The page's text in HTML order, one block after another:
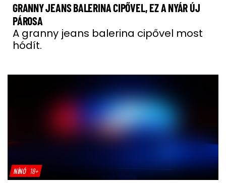
GRANNY JEANS BALERINA CIPŐVEL, EZ A NYÁR ÚJ
PÁROSA
A granny jeans balerina cipővel most
hódít.
NÍNÓ 18+